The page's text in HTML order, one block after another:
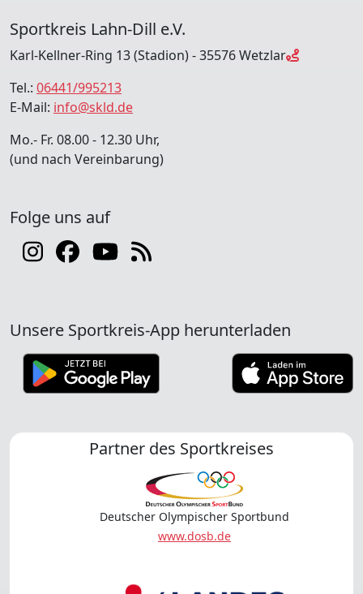
Sportkreis Lahn-Dill e.V.
Karl-Kellner-Ring 13 (Stadion) - 35576 Wetzlar
Tel.: 06441/995213
E-Mail: info@skld.de
Mo.- Fr. 08.00 - 12.30 Uhr,
(und nach Vereinbarung)
Folge uns auf
Unsere Sportkreis-App herunterladen
Partner des Sportkreises
Deutscher Olympischer Sportbund
www.dosb.de